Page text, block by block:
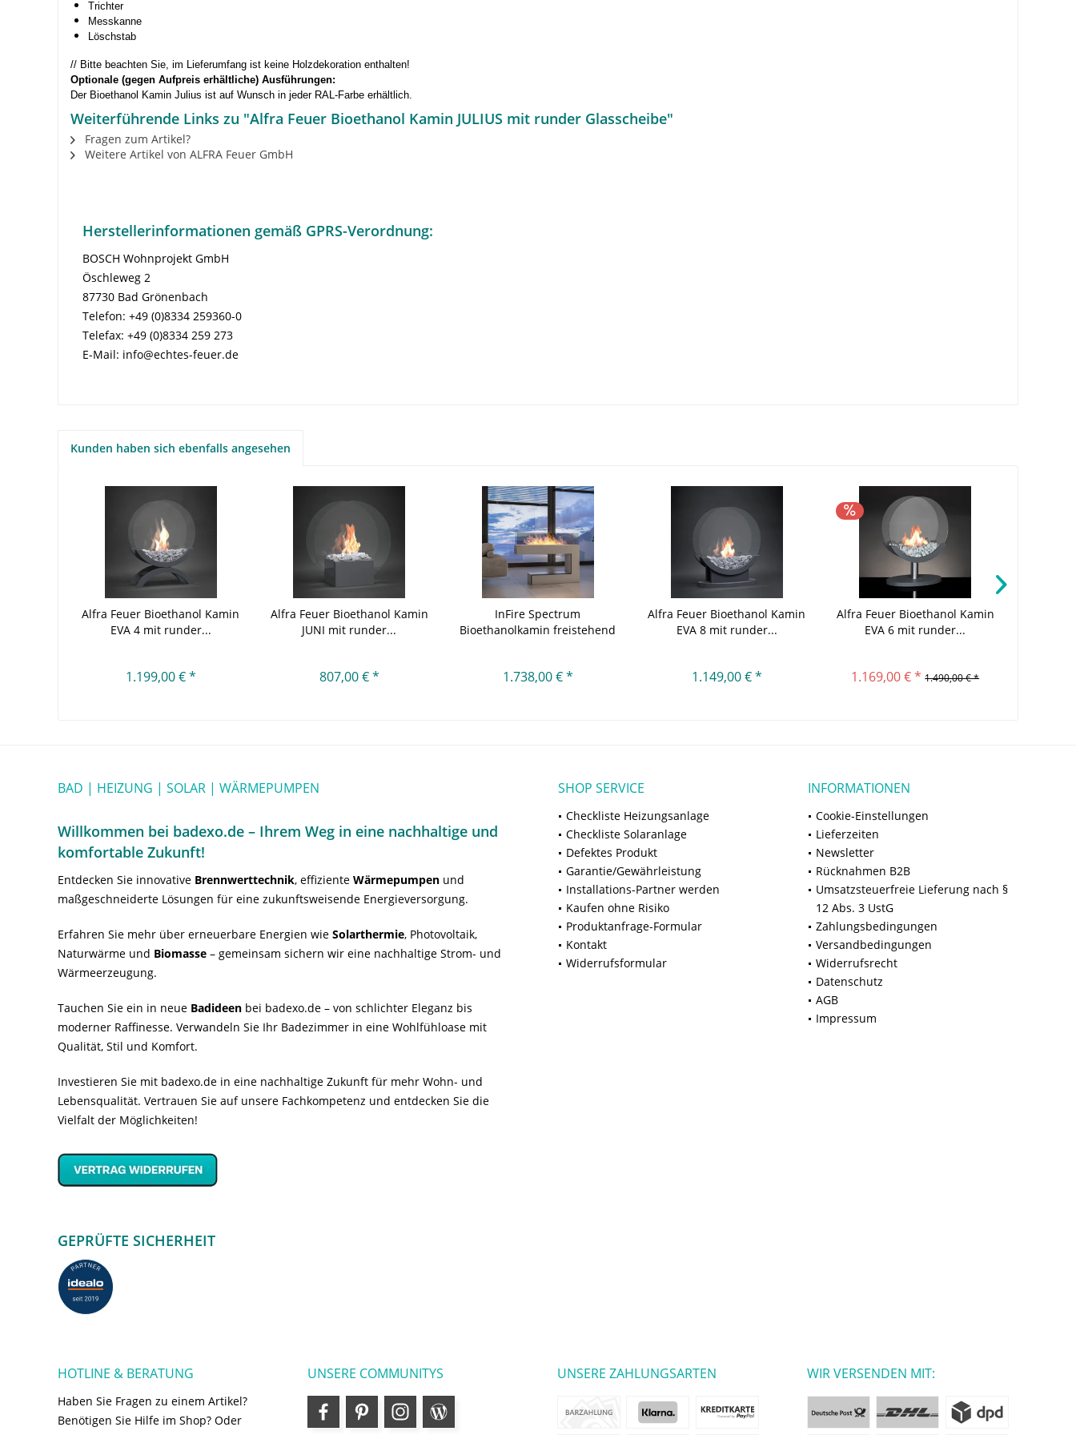
Trichter
Messkanne
Löschstab
// Bitte beachten Sie, im Lieferumfang ist keine Holzdekoration enthalten!
Optionale (gegen Aufpreis erhältliche) Ausführungen:
Der Bioethanol Kamin Julius ist auf Wunsch in jeder RAL-Farbe erhältlich.
Weiterführende Links zu "Alfra Feuer Bioethanol Kamin JULIUS mit runder Glasscheibe"
Fragen zum Artikel?
Weitere Artikel von ALFRA Feuer GmbH
Herstellerinformationen gemäß GPRS-Verordnung:
BOSCH Wohnprojekt GmbH
Öschleweg 2
87730 Bad Grönenbach
Telefon: +49 (0)8334 259360-0
Telefax: +49 (0)8334 259 273
E-Mail: info@echtes-feuer.de
Kunden haben sich ebenfalls angesehen
Alfra Feuer Bioethanol Kamin
EVA 4 mit runder...
1.199,00 € *
Alfra Feuer Bioethanol Kamin
JUNI mit runder...
807,00 € *
InFire Spectrum
Bioethanolkamin freistehend
1.738,00 € *
Alfra Feuer Bioethanol Kamin
EVA 8 mit runder...
1.149,00 € *
Alfra Feuer Bioethanol Kamin
EVA 6 mit runder...
1.169,00 € * 1.490,00 € *
BAD | HEIZUNG | SOLAR | WÄRMEPUMPEN
Willkommen bei badexo.de – Ihrem Weg in eine nachhaltige und
komfortable Zukunft!
Entdecken Sie innovative Brennwerttechnik, effiziente Wärmepumpen und
maßgeschneiderte Lösungen für eine zukunftsweisende Energieversorgung.
Erfahren Sie mehr über erneuerbare Energien wie Solarthermie, Photovoltaik,
Naturwärme und Biomasse – gemeinsam sichern wir eine nachhaltige Strom- und
Wärmeerzeugung.
Tauchen Sie ein in neue Badideen bei badexo.de – von schlichter Eleganz bis
moderner Raffinesse. Verwandeln Sie Ihr Badezimmer in eine Wohlfühloase mit
Qualität, Stil und Komfort.
Investieren Sie mit badexo.de in eine nachhaltige Zukunft für mehr Wohn- und
Lebensqualität. Vertrauen Sie auf unsere Fachkompetenz und entdecken Sie die
Vielfalt der Möglichkeiten!
GEPRÜFTE SICHERHEIT
SHOP SERVICE
Checkliste Heizungsanlage
Checkliste Solaranlage
Defektes Produkt
Garantie/Gewährleistung
Installations-Partner werden
Kaufen ohne Risiko
Produktanfrage-Formular
Kontakt
Widerrufsformular
INFORMATIONEN
Cookie-Einstellungen
Lieferzeiten
Newsletter
Rücknahmen B2B
Umsatzsteuerfreie Lieferung nach §
12 Abs. 3 UstG
Zahlungsbedingungen
Versandbedingungen
Widerrufsrecht
Datenschutz
AGB
Impressum
HOTLINE & BERATUNG
Haben Sie Fragen zu einem Artikel?
Benötigen Sie Hilfe im Shop? Oder
UNSERE COMMUNITYS UNSERE ZAHLUNGSARTEN WIR VERSENDEN MIT: